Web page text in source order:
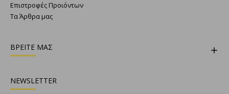
Επιστροφές Προιόντων
Τα Άρθρα μας
ΒΡΕΙΤΕ ΜΑΣ
NEWSLETTER